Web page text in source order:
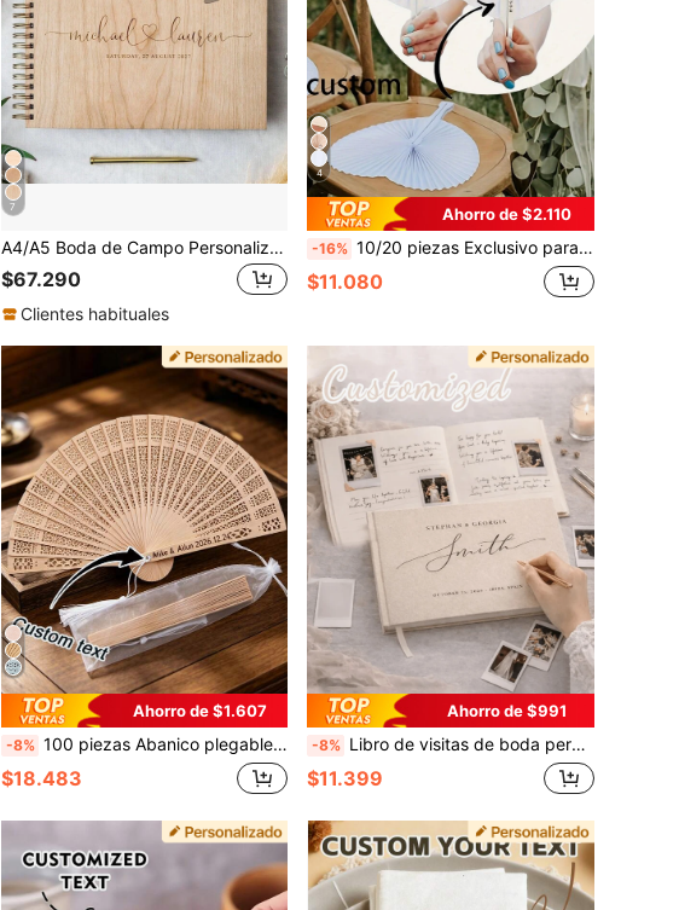
7
A4/A5 Boda de Campo Personalizada, Un Álbum de Fotos Único y Personalizado para Recién Casados, Un Regalo de Boda. ,Amor Eterno, Regalo de Cumpleaños, Regalo de Aniversario, Libro de Recuerdos, Regalo Perfecto
$67.290
Clientes habituales
4
Ahorro de $2.110
-16% 10/20 piezas Exclusivo para Boda Romántica: Abanicos Personalizados, Añadiendo Encanto y Esplendor a tu Amor, Convenientes de Llevar, Diseño Compacto, Poetcore, Amor Eterno, Regalo Personalizado, Recuerdos de Boda, Regalo para Dama de Honor, Regalo para Invitados de Boda
$11.080
Ahorro de $1.607
-8% 100 piezas Abanico plegable de madera aromática hueca personalizado: Abanico plegable de estilo chino antiguo de dama Hanfu con imitación de sándalo, añade encanto al amor, fácil de llevar, poco espacio de plegado, diseño de estrella y luna para boda
$18.483
Ahorro de $991
-8% Libro de visitas de boda personalizado de lino, álbum de fotos con tapa dura personalizada de lino, libro de mensajes de invitados de boda, recuerdo de boda y álbum de aniversario, libro de visitas de boda, álbum conmemorativo de boda personalizado con tapa dura, personalización exquisita, regalo ideal único y personalizado para ella, novio, novia, aniversario
$11.399